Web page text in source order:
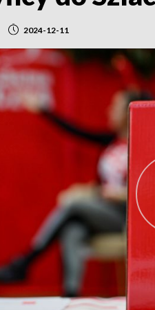
2024-12-11